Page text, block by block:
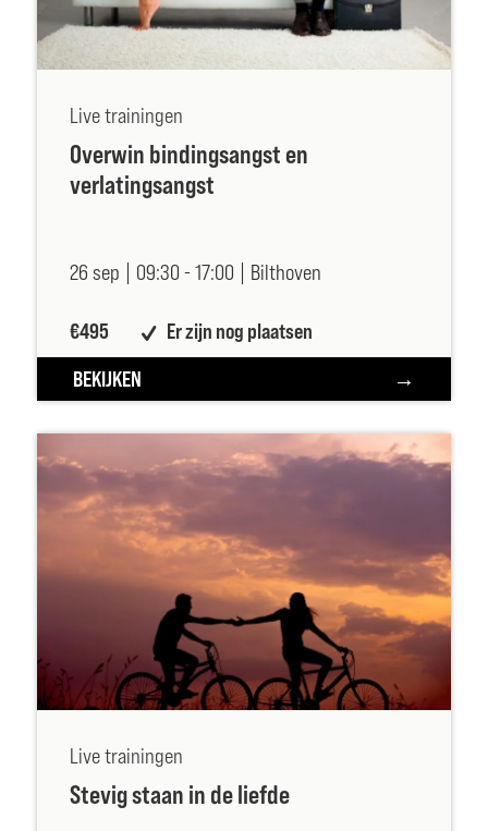
Live trainingen
Overwin bindingsangst en
verlatingsangst
26 sep | 09:30 -17:00 | Bilthoven
€495
Er zijn nog plaatsen
BEKIJKEN
Live trainingen
Stevig staan in de liefde